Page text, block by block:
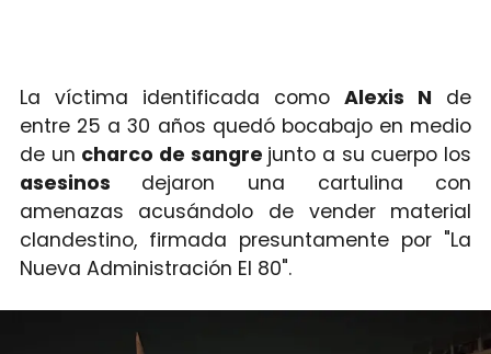
La víctima identificada comoAlexis N de
entre 25 a 30 años quedó bocabajo en medio
de un charco de sangre junto a su cuerpo los
asesinos dejaron una cartulina con
amenazas acusándolo de vender material
clandestino, firmada presuntamente por "La
Nueva Administración El 80".